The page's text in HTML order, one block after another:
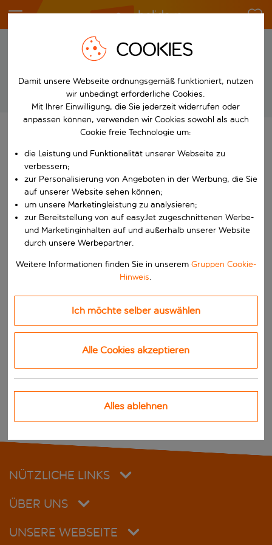
Name und Adresse:
easyJet holidays Limited
Hangar 89
London Luton Airport
Luton
LU2 9PF
England
easyJet holidays Limited UK VAT Nummer: GB 328 8481 68
ServiceTeam@easyjet.com
www.easyjet.com/de/urlaub
Vertreten durch:
Garry Wilson; Chief Executive Officer,
England
NÜTZLICHE LINKS
ÜBER UNS
UNSERE WEBSEITE
COOKIES
Damit unsere Webseite ordnungsgemäß funktioniert, nutzen
wir unbedingt erforderliche Cookies.
Mit Ihrer Einwilligung, die Sie jederzeit widerrufen oder
anpassen können, verwenden wir Cookies sowohl als auch
Cookie freie Technologie um:
die Leistung und Funktionalität unserer Webseite zu
verbessern;
zur Personalisierung von Angeboten in der Werbung, die Sie
auf unserer Website sehen können;
um unsere Marketingleistung zu analysieren;
zur Bereitstellung von auf easyJet zugeschnittenen Werbe-
und Marketinginhalten auf und außerhalb unserer Website
durch unsere Werbepartner.
Weitere Informationen finden Sie in unserem Gruppen Cookie-
Hinweis.
Ich möchte selber auswählen
Alle Cookies akzeptieren
Alles ablehnen